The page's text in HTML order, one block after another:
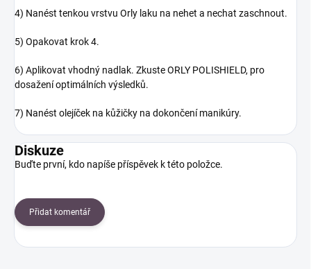
4) Nanést tenkou vrstvu Orly laku na nehet a nechat zaschnout.
5) Opakovat krok 4.
6) Aplikovat vhodný nadlak. Zkuste ORLY POLISHIELD, pro
dosažení optimálních výsledků.
7) Nanést olejíček na kůžičky na dokončení manikúry.
Diskuze
Buďte první, kdo napíše příspěvek k této položce.
Přidat komentář